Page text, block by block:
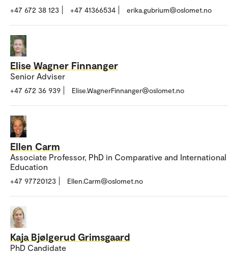
+47 672 38 123 +47 41366534 erika.gubrium@oslomet.no
Elise Wagner Finnanger
Senior Adviser
+47 672 36 939 Elise.WagnerFinnanger@oslomet.no
Ellen Carm
Associate Professor, PhD in Comparative and International
Education
+47 97720123 Ellen.Carm@oslomet.no
Kaja Bjølgerud Grimsgaard
PhD Candidate